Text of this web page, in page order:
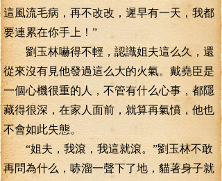
這風流毛病，再不改改，遲早有一天，我都
要連累在你手上！”
劉玉林嚇得不輕，認識姐夫這么久，還
從來沒有見他發過這么大的火氣。戴堯臣是
一個心機很重的人，不管有什么心事，都隱
藏得很深，在家人面前，就算再氣憤，他也
不會如此失態。
“姐夫，我滾，我這就滾。”劉玉林不敢
再問為什么，哧溜一聲下了地，貓著身子就